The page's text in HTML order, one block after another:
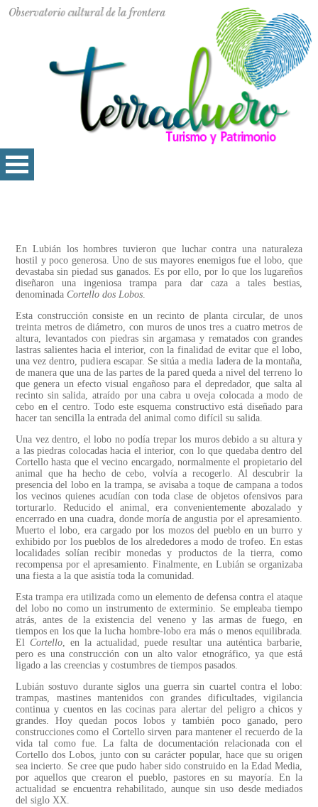
En Lubián los hombres tuvieron que luchar contra una naturaleza
hostil y poco generosa. Uno de sus mayores enemigos fue el lobo, que
devastaba sin piedad sus ganados. Es por ello, por lo que los lugareños
diseñaron una ingeniosa trampa para dar caza a tales bestias,
denominada Cortello dos Lobos.
Esta construcción consiste en un recinto de planta circular, de unos
treinta metros de diámetro, con muros de unos tres a cuatro metros de
altura, levantados con piedras sin argamasa y rematados con grandes
lastras salientes hacia el interior, con la finalidad de evitar que el lobo,
una vez dentro, pudiera escapar. Se sitúa a media ladera de la montaña,
de manera que una de las partes de la pared queda a nivel del terreno lo
que genera un efecto visual engañoso para el depredador, que salta al
recinto sin salida, atraído por una cabra u oveja colocada a modo de
cebo en el centro. Todo este esquema constructivo está diseñado para
hacer tan sencilla la entrada del animal como difícil su salida.
Una vez dentro, el lobo no podía trepar los muros debido a su altura y
a las piedras colocadas hacia el interior, con lo que quedaba dentro del
Cortello hasta que el vecino encargado, normalmente el propietario del
animal que ha hecho de cebo, volvía a recogerlo. Al descubrir la
presencia del lobo en la trampa, se avisaba a toque de campana a todos
los vecinos quienes acudían con toda clase de objetos ofensivos para
torturarlo. Reducido el animal, era convenientemente abozalado y
encerrado en una cuadra, donde moría de angustia por el apresamiento.
Muerto el lobo, era cargado por los mozos del pueblo en un burro y
exhibido por los pueblos de los alrededores a modo de trofeo. En estas
localidades solían recibir monedas y productos de la tierra, como
recompensa por el apresamiento. Finalmente, en Lubián se organizaba
una fiesta a la que asistía toda la comunidad.
Esta trampa era utilizada como un elemento de defensa contra el ataque
del lobo no como un instrumento de exterminio. Se empleaba tiempo
atrás, antes de la existencia del veneno y las armas de fuego, en
tiempos en los que la lucha hombre-lobo era más o menos equilibrada.
El Cortello, en la actualidad, puede resultar una auténtica barbarie,
pero es una construcción con un alto valor etnográfico, ya que está
ligado a las creencias y costumbres de tiempos pasados.
Lubián sostuvo durante siglos una guerra sin cuartel contra el lobo:
trampas, mastines mantenidos con grandes dificultades, vigilancia
continua y cuentos en las cocinas para alertar del peligro a chicos y
grandes. Hoy quedan pocos lobos y también poco ganado, pero
construcciones como el Cortello sirven para mantener el recuerdo de la
vida tal como fue. La falta de documentación relacionada con el
Cortello dos Lobos, junto con su carácter popular, hace que su origen
sea incierto. Se cree que pudo haber sido construido en la Edad Media,
por aquellos que crearon el pueblo, pastores en su mayoría. En la
actualidad se encuentra rehabilitado, aunque sin uso desde mediados
del siglo XX.